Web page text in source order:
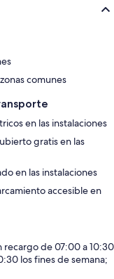
comunes
en las instalaciones
gratis en las
en las instalaciones
accesible en
de 07:00 a 10:30
los fines de semana;